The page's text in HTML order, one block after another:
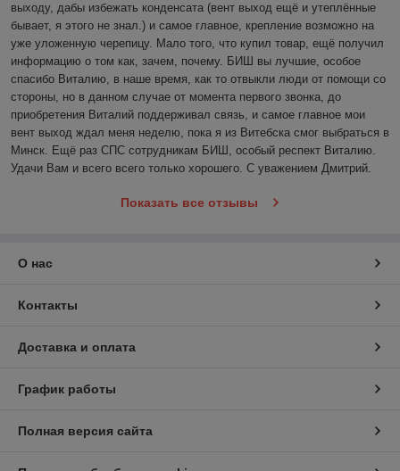
выходу, дабы избежать конденсата (вент выход ещё и утеплённые
бывает, я этого не знал.) и самое главное, крепление возможно на
уже уложенную черепицу. Мало того, что купил товар, ещё получил
информацию о том как, зачем, почему. БИШ вы лучшие, особое
спасибо Виталию, в наше время, как то отвыкли люди от помощи со
стороны, но в данном случае от момента первого звонка, до
приобретения Виталий поддерживал связь, и самое главное мои
вент выход ждал меня неделю, пока я из Витебска смог выбраться в
Минск. Ещё раз СПС сотрудникам БИШ, особый респект Виталию.
Удачи Вам и всего всего только хорошего. С уважением Дмитрий.
Показать все отзывы
О нас
Контакты
Доставка и оплата
График работы
Полная версия сайта